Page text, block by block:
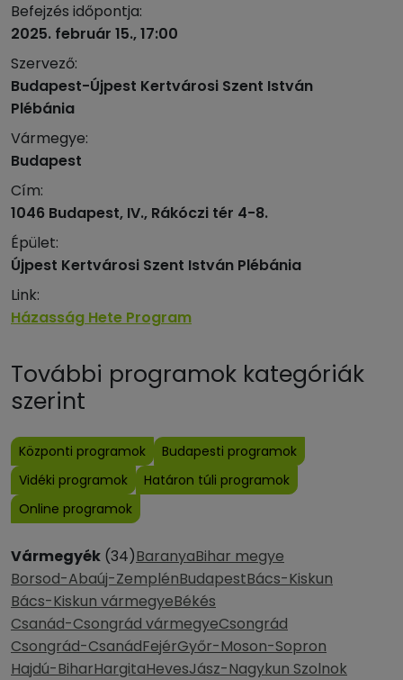
Befejzés időpontja:
2025. február 15., 17:00
Szervező:
Budapest-Újpest Kertvárosi Szent István
Plébánia
Vármegye:
Budapest
Cím:
1046 Budapest, IV., Rákóczi tér 4-8.
Épület:
Újpest Kertvárosi Szent István Plébánia
Link:
Házasság Hete Program
További programok kategóriák
szerint
Központi programok
Budapesti programok
Vidéki programok
Határon túli programok
Online programok
Vármegyék (34)BaranyaBihar megye
Borsod-Abaúj-ZemplénBudapestBács-Kiskun
Bács-Kiskun vármegyeBékés
Csanád-Csongrád vármegyeCsongrád
Csongrád-CsanádFejérGyőr-Moson-Sopron
Hajdú-BiharHargitaHevesJász-Nagykun Szolnok